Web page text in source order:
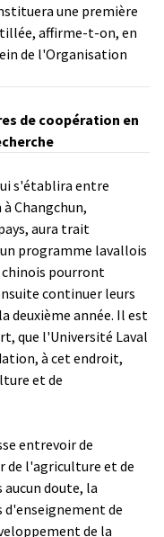
une première
affirme-t-on, en
de l'Organisation
de coopération en
s'établira entre
Changchun,
aura trait
programme lavallois
chinois pourront
continuer leurs
deuxième année. Il est
que l'Université Laval
à cet endroit,
et de
entrevoir de
de l'agriculture et de
doute, la
de
de la